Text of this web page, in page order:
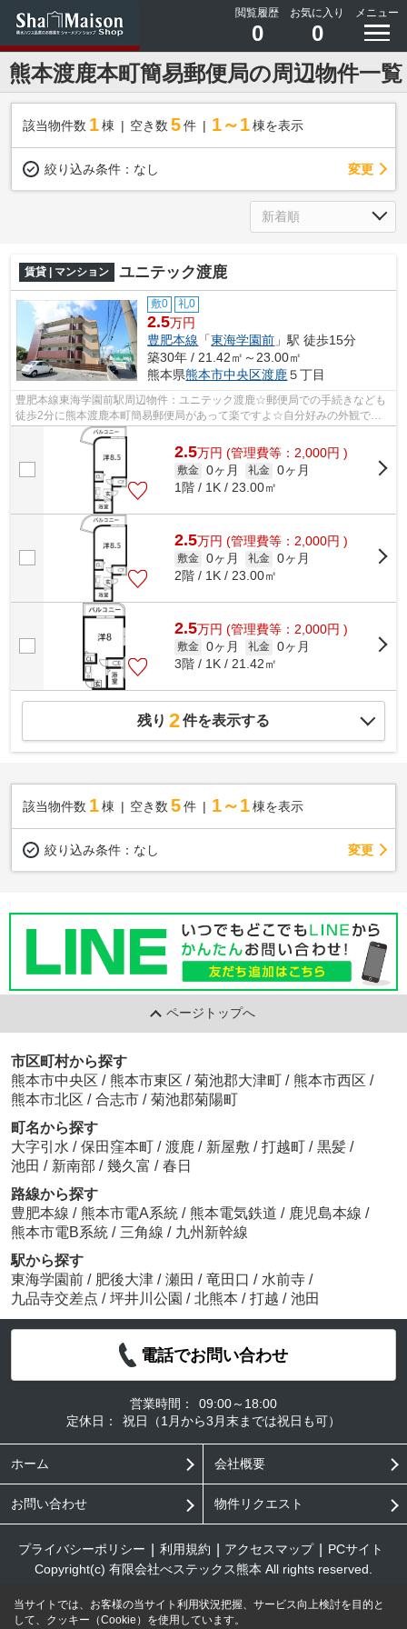
閲覧履歴
0
お気に入り
0
メニュー
熊本渡鹿本町簡易郵便局の周辺物件一覧
該当物件数 1棟 空き数 5 件 1～1 棟を表示
絞り込み条件： なし 変更
賃貸 | マンション ユニテック渡鹿
敷0 礼0
2.5万円
豊肥本線 「東海学園前 」駅 徒歩15分
築30年 / 21.42㎡～23.00㎡
熊本県熊本市中央区渡鹿５丁目
豊肥本線東海学園前駅周辺物件：ユニテック渡鹿☆郵便局での手続きなども
徒歩2分に熊本渡鹿本町簡易郵便局があって楽ですよ☆自分好みの外観で選
びたい方、鉄筋コンクリート構造がベスト...
2.5万円 (管理費等：2,000円 )
敷金 0ヶ月 礼金 0ヶ月
1階 / 1K / 23.00㎡
2.5万円 (管理費等：2,000円 )
敷金 0ヶ月 礼金 0ヶ月
2階 / 1K / 23.00㎡
2.5万円 (管理費等：2,000円 )
敷金 0ヶ月 礼金 0ヶ月
3階 / 1K / 21.42㎡
残り 2件を表示する
該当物件数 1棟 空き数 5 件 1～1 棟を表示
絞り込み条件： なし 変更
ページトップへ
市区町村から探す
熊本市中央区 / 熊本市東区 / 菊池郡大津町 / 熊本市西区 /
熊本市北区 / 合志市 / 菊池郡菊陽町
町名から探す
大字引水 / 保田窪本町 / 渡鹿 / 新屋敷 / 打越町 / 黒髪 /
池田 / 新南部 / 幾久富 / 春日
路線から探す
豊肥本線 / 熊本市電A系統 / 熊本電気鉄道 / 鹿児島本線 /
熊本市電B系統 / 三角線 / 九州新幹線
駅から探す
東海学園前 / 肥後大津 / 瀬田 / 竜田口 / 水前寺 /
九品寺交差点 / 坪井川公園 / 北熊本 / 打越 / 池田
電話でお問い合わせ
営業時間：
09:00～18:00
定休日：
祝日（1月から3月末までは祝日も可）
ホーム 会社概要
お問い合わせ 物件リクエスト
プライバシーポリシー 利用規約 アクセスマップ
PCサイト
Copyright(c) 有限会社べステックス熊本 All rights reserved.
当サイトでは、お客様の当サイト利用状況把握、サービス向上検討を目的と
して、クッキー（Cookie）を使用しています。